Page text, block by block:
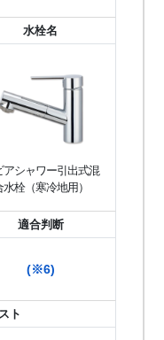
水栓名
アシャワー引出式混
水栓（寒冷地用）
適合判断
(※6)
ト